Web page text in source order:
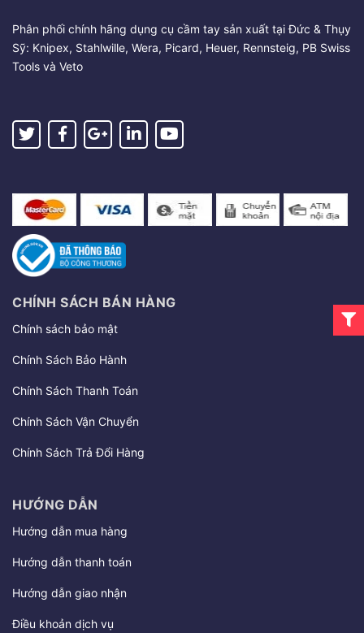
Phân phối chính hãng dụng cụ cầm tay sản xuất tại Đức & Thụy
Sỹ: Knipex, Stahlwille, Wera, Picard, Heuer, Rennsteig, PB Swiss
Tools và Veto
CHÍNH SÁCH BÁN HÀNG
Chính sách bảo mật
Chính Sách Bảo Hành
Chính Sách Thanh Toán
Chính Sách Vận Chuyển
Chính Sách Trả Đổi Hàng
HƯỚNG DẪN
Hướng dẫn mua hàng
Hướng dẫn thanh toán
Hướng dẫn giao nhận
Điều khoản dịch vụ